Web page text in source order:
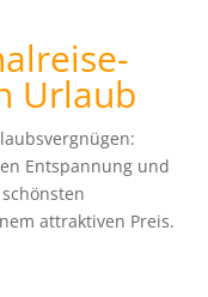
Urlaub
Entspannung und
attraktiven Preis.